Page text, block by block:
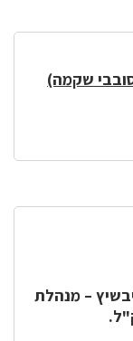
סובבי שקמה)
– מנהלת